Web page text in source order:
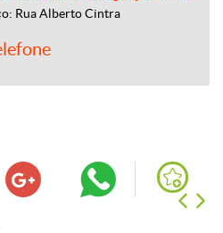
Rua Alberto Cintra